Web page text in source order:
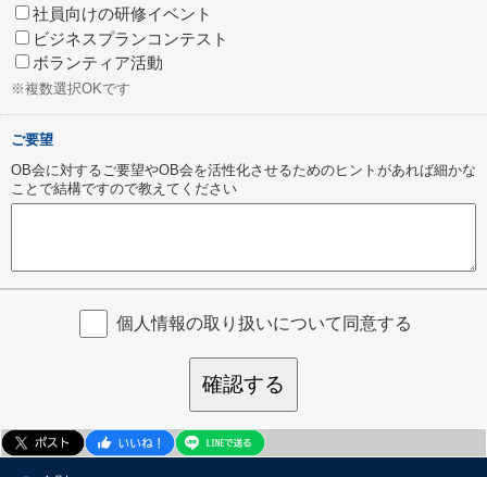
社員向けの研修イベント
ビジネスプランコンテスト
ボランティア活動
※複数選択OKです
ご要望
OB会に対するご要望やOB会を活性化させるためのヒントがあれば細かな
ことで結構ですので教えてください
個人情報の取り扱いについて同意する
確認する